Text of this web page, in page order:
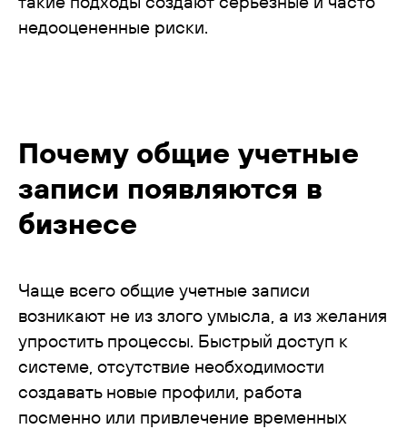
недооцененные риски.
Почему общие учетные
записи появляются в
бизнесе
Чаще всего общие учетные записи
возникают не из злого умысла, а из желания
упростить процессы. Быстрый доступ к
системе, отсутствие необходимости
создавать новые профили, работа
посменно или привлечение временных